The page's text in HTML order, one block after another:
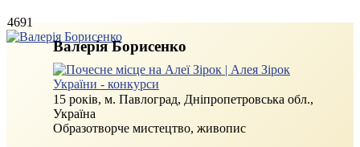
4691
Валерія Борисенко
15 років, м. Павлоград, Дніпропетровська обл.,
Україна
Образотворче мистецтво, живопис